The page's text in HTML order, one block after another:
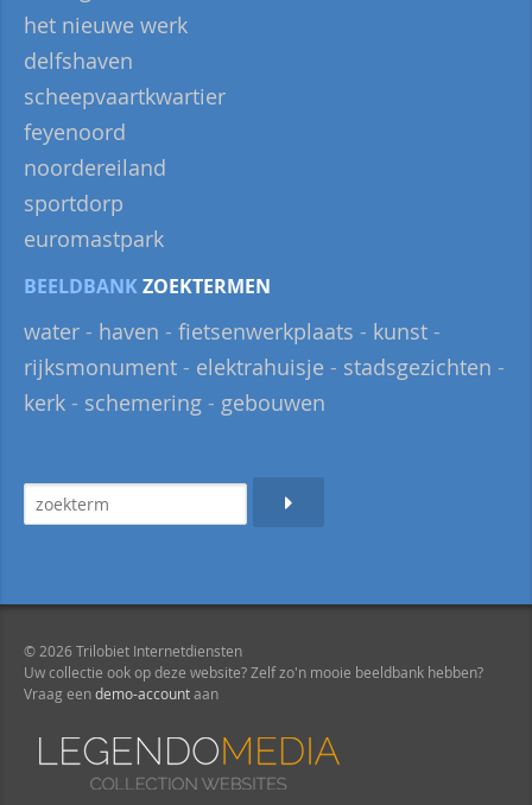
het nieuwe werk
delfshaven
scheepvaartkwartier
feyenoord
noordereiland
sportdorp
euromastpark
BEELDBANK ZOEKTERMEN
water - haven - fietsenwerkplaats - kunst -
rijksmonument - elektrahuisje - stadsgezichten -
kerk - schemering - gebouwen
© 2026 Trilobiet Internetdiensten
Uw collectie ook op deze website? Zelf zo'n mooie beeldbank hebben?
Vraag eendemo-accountaan